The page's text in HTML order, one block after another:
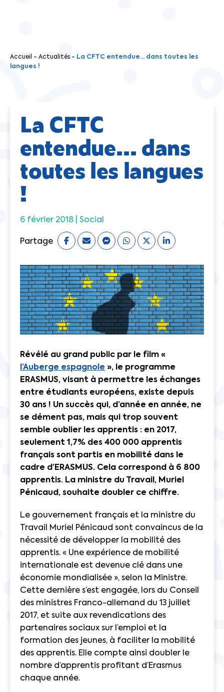
Accueil - Actualités - La CFTC entendue… dans toutes les
langues !
La CFTC
entendue… dans
toutes les langues
!
6 février 2018 | Social
Partage
Révélé au grand public par le film «
l’Auberge espagnole », le programme
ERASMUS, visant à permettre les échanges
entre étudiants européens, existe depuis
30 ans ! Un succès qui, d’année en année, ne
se dément pas, mais qui trop souvent
semble oublier les apprentis : en 2017,
seulement 1,7% des 400 000 apprentis
français sont partis en mobilité dans le
cadre d’ERASMUS. Cela correspond à 6 800
apprentis. La ministre du Travail, Muriel
Pénicaud, souhaite doubler ce chiffre.
Le gouvernement français et la ministre du
Travail Muriel Pénicaud sont convaincus de la
nécessité de développer la mobilité des
apprentis. « Une expérience de mobilité
internationale est devenue clé dans une
économie mondialisée », selon la Ministre.
Cette dernière s’est engagée, lors du Conseil
des ministres Franco-allemand du 13 juillet
2017, et suite aux revendications des
partenaires sociaux sur l’emploi et la
formation des jeunes, à faciliter la mobilité
des apprentis. Elle compte ainsi doubler le
nombre d’apprentis profitant d’Erasmus
chaque année.